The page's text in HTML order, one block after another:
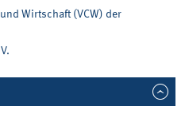
Wirtschaft (VCW) der